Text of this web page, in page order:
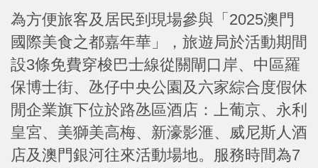
為方便旅客及居民到現場參與「2025澳門
國際美食之都嘉年華」，旅遊局於活動期間
設3條免費穿梭巴士線從關閘口岸、中區羅
保博士街、氹仔中央公園及六家綜合度假休
閒企業旗下位於路氹區酒店：上葡京、永利
皇宮、美獅美高梅、新濠影滙、威尼斯人酒
店及澳門銀河往來活動場地。服務時間為7